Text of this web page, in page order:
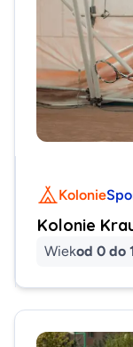
Kolonie
Kolonie
Wiekod 0 do